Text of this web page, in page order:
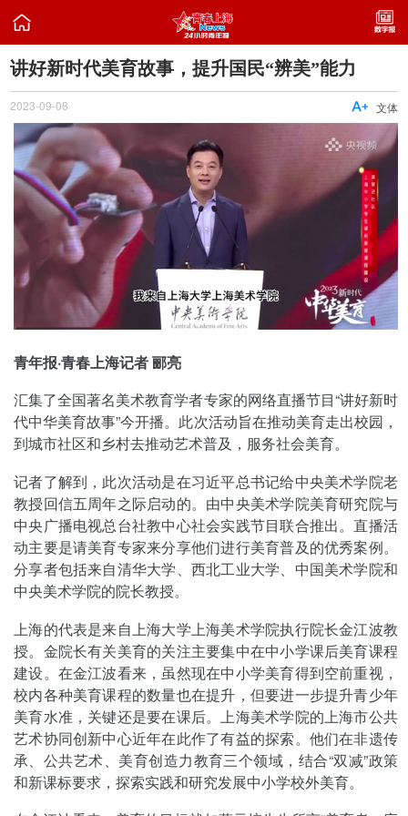

讲好新时代美育故事，提升国民“辨美”能力
2023-09-08 文体

青年报·青春上海记者 郦亮
汇集了全国著名美术教育学者专家的网络直播节目“讲好新时
代中华美育故事”今开播。此次活动旨在推动美育走出校园，
到城市社区和乡村去推动艺术普及，服务社会美育。
记者了解到，此次活动是在习近平总书记给中央美术学院老
教授回信五周年之际启动的。由中央美术学院美育研究院与
中央广播电视总台社教中心社会实践节目联合推出。直播活
动主要是请美育专家来分享他们进行美育普及的优秀案例。
分享者包括来自清华大学、西北工业大学、中国美术学院和
中央美术学院的院长教授。
上海的代表是来自上海大学上海美术学院执行院长金江波教
授。金院长有关美育的关注主要集中在中小学课后美育课程
建设。在金江波看来，虽然现在中小学美育得到空前重视，
校内各种美育课程的数量也在提升，但要进一步提升青少年
美育水准，关键还是要在课后。上海美术学院的上海市公共
艺术协同创新中心近年在此作了有益的探索。他们在非遗传
承、公共艺术、美育创造力教育三个领域，结合“双减”政策
和新课标要求，探索实践和研究发展中小学校外美育。